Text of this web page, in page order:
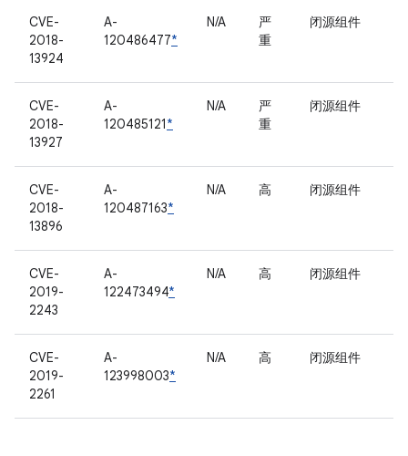
CVE-
2018-
13924
A-
120486477*
N/A
严
重
闭源组件
CVE-
2018-
13927
A-
120485121*
N/A
严
重
闭源组件
CVE-
2018-
13896
A-
120487163*
N/A 高 闭源组件
CVE-
2019-
2243
A-
122473494*
N/A 高 闭源组件
CVE-
2019-
2261
A-
123998003*
N/A 高 闭源组件